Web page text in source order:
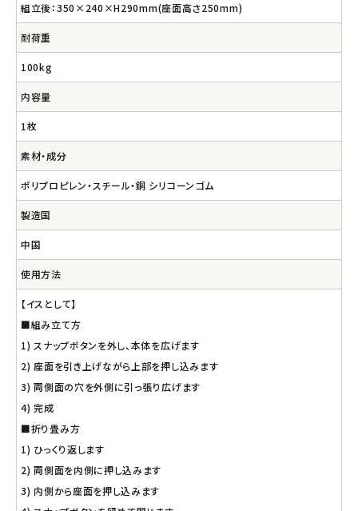
組立後：350×240×H290mm(座面高さ250mm)
耐荷重
100kg
内容量
1枚
素材・成分
ポリプロピレン・スチール・銅 シリコーンゴム
製造国
中国
使用方法
【イスとして】
■組み立て方
1) スナップボタンを外し、本体を広げます
2) 座面を引き上げながら上部を押し込みます
3) 両側面の穴を外側に引っ張り広げます
4) 完成
■折り畳み方
1) ひっくり返します
2) 両側面を内側に押し込みます
3) 内側から座面を押し込みます